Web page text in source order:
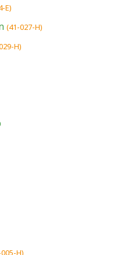
E)
(41-027-H)
H)
H)